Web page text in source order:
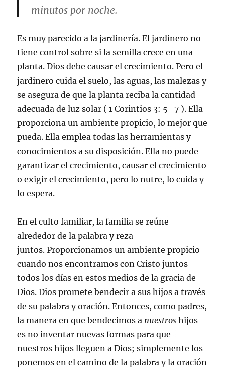
minutos por noche.
Es muy parecido a la jardinería. El jardinero no
tiene control sobre si la semilla crece en una
planta. Dios debe causar el crecimiento. Pero el
jardinero cuida el suelo, las aguas, las malezas y
se asegura de que la planta reciba la cantidad
adecuada de luz solar (1 Corintios 3: 5–7 ). Ella
proporciona un ambiente propicio, lo mejor que
pueda. Ella emplea todas las herramientas y
conocimientos a su disposición. Ella no puede
garantizar el crecimiento, causar el crecimiento
o exigir el crecimiento, pero lo nutre, lo cuida y
lo espera.
En el culto familiar, la familia se reúne
alrededor de la palabra y reza
juntos. Proporcionamos un ambiente propicio
cuando nos encontramos con Cristo juntos
todos los días en estos medios de la gracia de
Dios. Dios promete bendecir a sus hijos a través
de su palabra y oración. Entonces, como padres,
la manera en que bendecimos a nuestros hijos
es no inventar nuevas formas para que
nuestros hijos lleguen a Dios; simplemente los
ponemos en el camino de la palabra y la oración